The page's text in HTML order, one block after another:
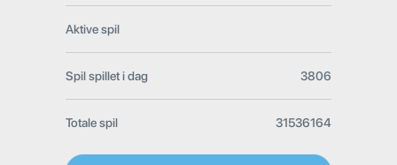
Aktive spil
Spil spillet i dag 3806
Totale spil 31536164